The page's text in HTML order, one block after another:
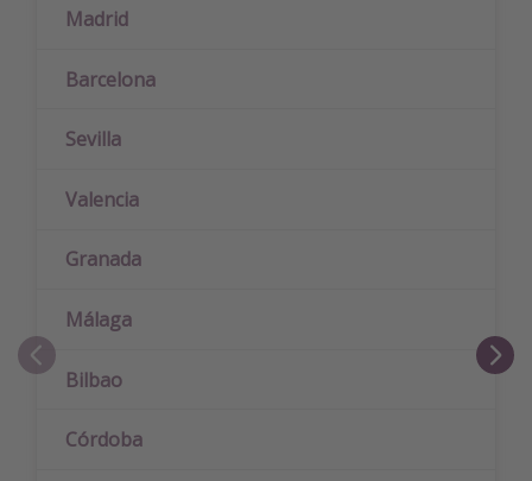
Madrid
Barcelona
Sevilla
Valencia
Granada
Málaga
Bilbao
Córdoba